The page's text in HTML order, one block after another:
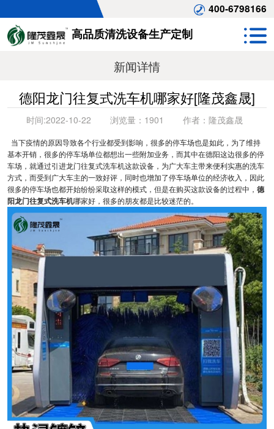
400-6798166
高品质清洗设备生产定制
新闻详情
德阳龙门往复式洗车机哪家好[隆茂鑫晟]
时间:2022-10-22 浏览量： 1901 作者： 隆茂鑫晟
当下疫情的原因导致各个行业都受到影响，很多的停车场也是如此，为了维持
基本开销，很多的停车场单位都想出一些附加业务，而其中在德阳这边很多的停
车场，就通过引进龙门往复式洗车机这款设备，为广大车主带来便利实惠的洗车
方式，而受到广大车主的一致好评，同时也增加了停车场单位的经济收入，因此
很多的停车场也都开始纷纷采取这样的模式，但是在购买这款设备的过程中， 德
阳龙门往复式洗车机哪家好，很多的朋友都是比较迷茫的。